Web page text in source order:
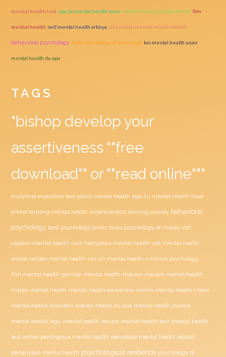
mental health test apa itu mental health issue artikel tentang mental health film
mental health self mental health artinya penyebab mental health adalah
behavioral psychology buku psychology of money pdf tes mental health unair
mental health itu apa
TAGS
"bishop develop your
assertiveness ""free
download"" or ""read online"""
analytical exposition text about mental health apa itu mental health issue
artikel tentang mental health assertiveness training sydney behavioral
psychology best psychology books buku psychology of money pdf
caption mental health cara mengatasi mental health cek mental health
online cerpen mental health ciri ciri mental health criminal psychology
film mental health gambar mental health macam macam mental health
materi mental health mental health awareness month mental health check
mental health disorders mental health itu apa mental health journal
mental health logo mental health service mental health test mental health
test online pentingnya mental health penyebab mental health adalah
pertanyaan mental health psychological resilience psychology of